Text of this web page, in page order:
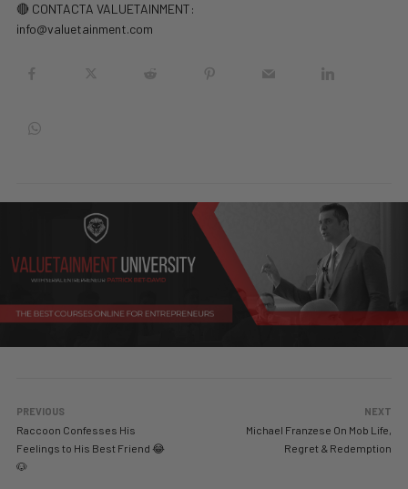
🔴 CONTACTA VALUETAINMENT:
info@valuetainment.com
PREVIOUS
Raccoon Confesses His
Feelings to His Best Friend 😂
🐶
NEXT
Michael Franzese On Mob Life,
Regret & Redemption